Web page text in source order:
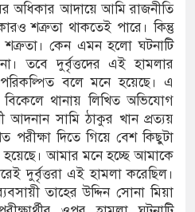
অধিকার আদায়ে আমি রাজনীতি
শত্রুতা থাকতেই পারে। কিন্তু
কেন এমন হলো ঘটনাটি
তবে দুর্বৃত্তদের এই হামলার
বলে মনে হয়েছে। এ
থানায় লিখিত অভিযোগ
আদনান সামি ঠাকুর খান প্রত্যয়
দিতে গিয়ে বেশ কিছুটা
হয়েছে। আমার মনে হচ্ছে আমাকে
দুর্বৃত্তরা এই হামলা করেছিল।
তাহের উদ্দিন সোনা মিয়া